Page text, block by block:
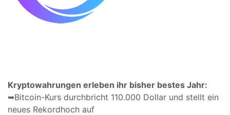
Kryptowahrungen erleben ihr bisher bestes Jahr:
➥Bitcoin-Kurs durchbricht 110.000 Dollar und stellt ein
neues Rekordhoch auf